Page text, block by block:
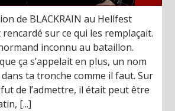
de BLACKRAIN au Hellfest
rencardé sur ce qui les remplaçait.
inconnu au bataillon.
que ça s’appelait en plus, un nom
ta tronche comme il faut. Sur
de l’admettre, il était peut être
[...]